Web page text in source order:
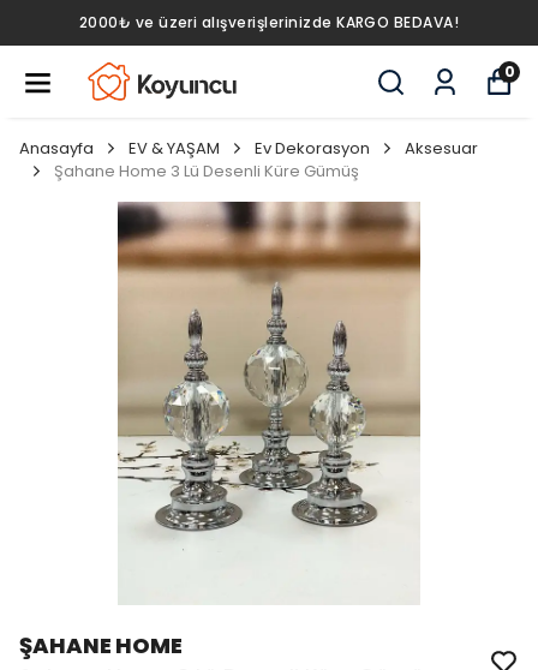
2000₺ ve üzeri alışverişlerinizde KARGO BEDAVA!
0
Anasayfa EV & YAŞAM Ev Dekorasyon
Aksesuar
Şahane Home 3 Lü Desenli Küre Gümüş
ŞAHANE HOME